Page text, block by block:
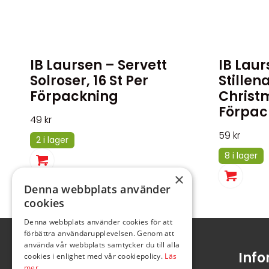
IB Laursen – Servett
Solroser, 16 St Per
Förpackning
49 kr
2 i lager
IB
59 kr
8 i lager
×
Denna webbplats använder
cookies
Denna webbplats använder cookies för att
förbättra användarupplevelsen. Genom att
använda vår webbplats samtycker du till alla
cookies i enlighet med vår cookiepolicy. Läs